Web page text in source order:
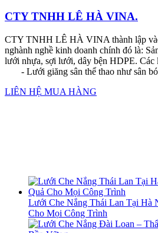
CTY TNHH LÊ HÀ VINA.
CTY TNHH LÊ HÀ VINA thành lập
nghành nghề kinh doanh chính đó là:
lưới nhựa, sợi lưới, dây bện HDPE.
- Lưới giăng sân thể thao như sân
LIÊN HỆ MUA HÀNG
Lưới Che Nắng Thái Lan Tại Hà
Cho Mọi Công Trình